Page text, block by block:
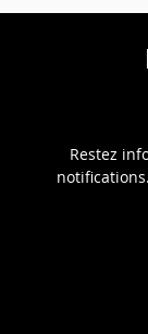
Restez